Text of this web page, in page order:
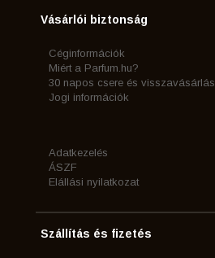
Vásárlói biztonság
Céginformációk
Miért a Parfum.hu?
30 napos csere és visszavásárlás
Jogi információk
Adatkezelés
ÁSZF
Elállási nyilatkozat
Szállítás és fizetés